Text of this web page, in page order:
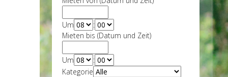
Um
:
Mieten bis (Datum und Zeit)
Um
:
Kategorie